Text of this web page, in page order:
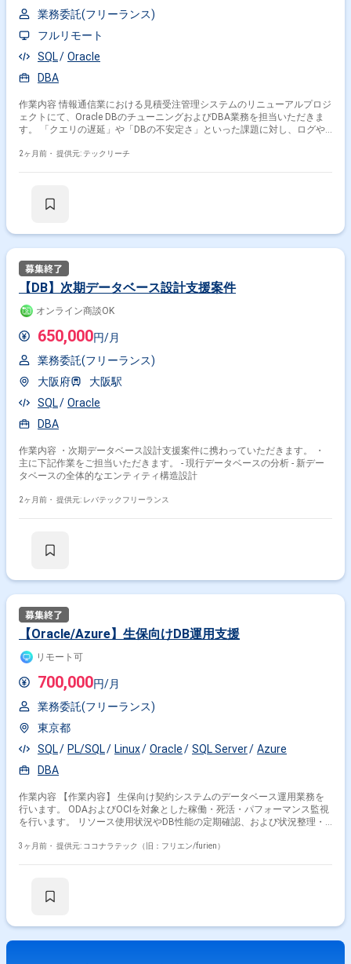
業務委託(フリーランス)
フルリモート
SQL
Oracle
DBA
作業内容 情報通信業における見積受注管理システムのリニューアルプロジ
ェクトにて、Oracle DBのチューニングおよびDBA業務を担当いただきま
す。 「クエリの遅延」や「DBの不安定さ」といった課題に対し、ログや
ていただくポジションです。 ※当案件におきましては、直近参画期間が半
＝＝＝＝ ※重要※ ▼必ずお読みください▼ 【必須要件】 ・20～30代まで
2ヶ月前・ 提供元: テックリーチ
【DB】次期データベース設計支援案件
オンライン商談OK
650,000円/月
業務委託(フリーランス)
大阪府
大阪駅
SQL
Oracle
DBA
作業内容 ・次期データベース設計支援案件に携わっていただきます。 ・
主に下記作業をご担当いただきます。 - 現行データベースの分析 - 新デー
タベースの全体的なエンティティ構造設計
2ヶ月前・ 提供元: レバテックフリーランス
【Oracle/Azure】生保向けDB運用支援
リモート可
700,000円/月
業務委託(フリーランス)
東京都
SQL
PL/SQL Linux Oracle SQL Server
Azure
DBA
作業内容 【作業内容】 生保向け契約システムのデータベース運用業務を
行います。 ODAおよびOCIを対象とした稼働・死活・パフォーマンス監視
を行います。 リソース使用状況やDB性能の定期確認、および状況整理・
行います。 RMANを使用したバックアップ運用および異常発生時の原因調
3ヶ月前・ 提供元: ココナラテック（旧：フリエン/furien）